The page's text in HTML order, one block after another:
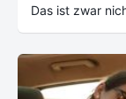
Das ist zwar